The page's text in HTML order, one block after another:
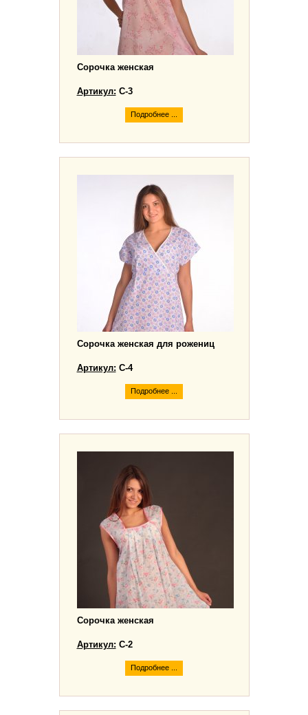
Сорочка женская
Артикул: С-3
Подробнее ...
Сорочка женская для рожениц
Артикул: C-4
Подробнее ...
Сорочка женская
Артикул: С-2
Подробнее ...